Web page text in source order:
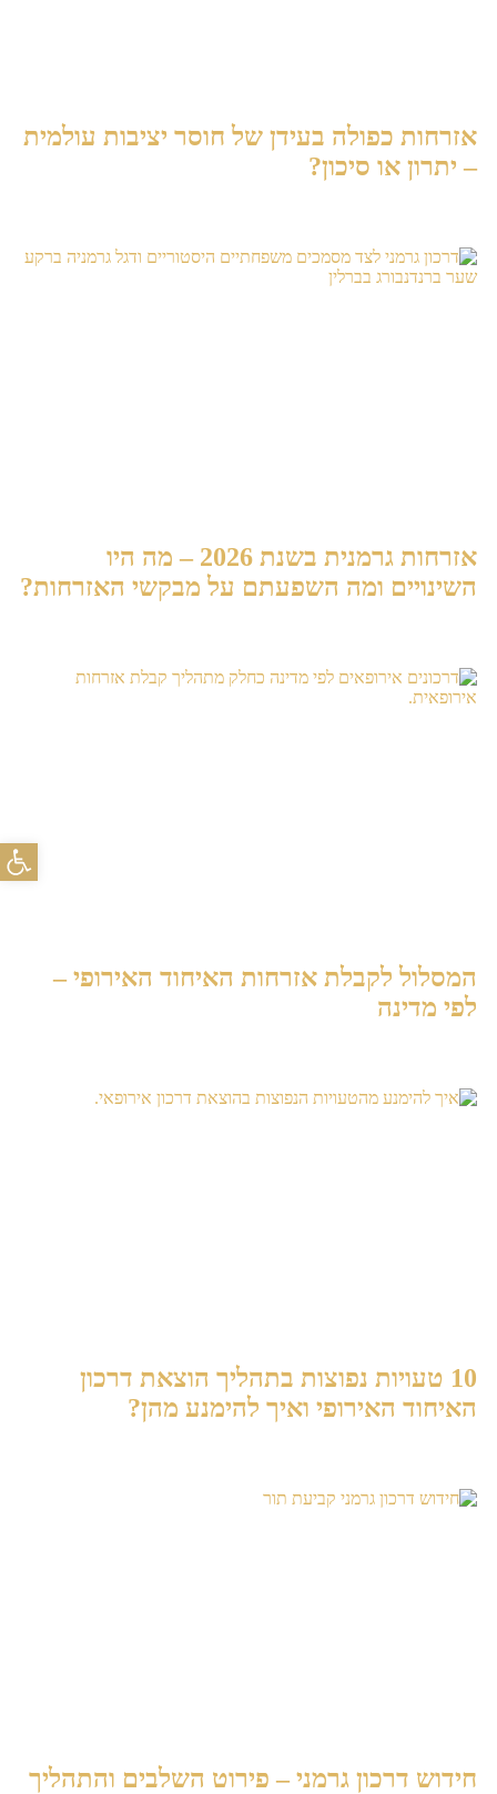
אזרחות כפולה בעידן של חוסר יציבות עולמית
– יתרון או סיכון?
אזרחות גרמנית בשנת 2026 – מה היו
השינויים ומה השפעתם על מבקשי האזרחות?
המסלול לקבלת אזרחות האיחוד האירופי –
לפי מדינה
10 טעויות נפוצות בתהליך הוצאת דרכון
האיחוד האירופי ואיך להימנע מהן?
חידוש דרכון גרמני – פירוט השלבים והתהליך